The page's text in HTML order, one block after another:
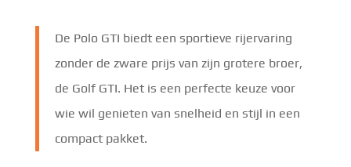
De Polo GTI biedt een sportieve rijervaring
zonder de zware prijs van zijn grotere broer,
de Golf GTI. Het is een perfecte keuze voor
wie wil genieten van snelheid en stijl in een
compact pakket.